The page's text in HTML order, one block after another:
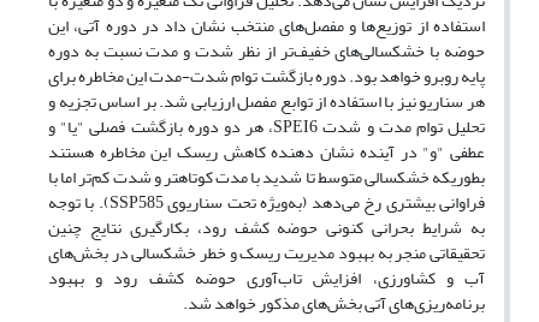
استفاده از توزیع‌ها و مفصل‌های منتخب نشان داد در دوره آتی، این
حوضه با خشکسالی‌های خفیف‌تر از نظر شدت و مدت نسبت به دوره
پایه روبرو خواهد بود. دوره بازگشت توام شدت-مدت این مخاطره برای
هر سناریو نیز با استفاده از توابع مفصل ارزیابی شد. بر اساس تجزیه و
تحلیل توام مدت و شدت SPEI6، هر دو دوره بازگشت فصلی "یا" و
عطفی "و" در آینده نشان دهنده کاهش ریسک این مخاطره هستند
بطوریکه خشکسالی متوسط تا شدید با مدت کوتا‌هتر و شدت کم‌تر اما با
فراوانی بیشتری رخ می‌دهد (به‌ویژه تحت سناریوی SSP585). با توجه
به شرایط بحرانی کنونی حوضه کشف رود، بکارگیری نتایج چنین
تحقیقاتی منجر به بهبود مدیریت ریسک و خطر خشکسالی در بخش‌های
آب و کشاورزی، افزایش تاب‌آوری حوضه کشف رود و بهبود
برنامه‌ریزی‌های آتی بخش‌های مذکور خواهد شد.